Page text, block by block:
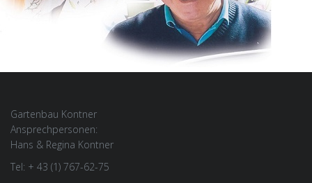
Gartenbau Kontner
Ansprechpersonen:
Hans & Regina Kontner
Tel: + 43 (1) 767-62-75